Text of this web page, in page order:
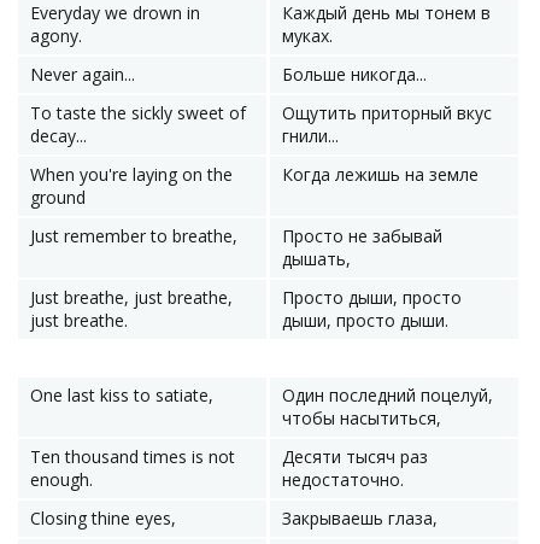
Everyday we drown in
agony.
Каждый день мы тонем в
муках.
Never again...
Больше никогда...
To taste the sickly sweet of
decay...
Ощутить приторный вкус
гнили...
When you're laying on the
ground
Когда лежишь на земле
Just remember to breathe,
Просто не забывай
дышать,
Just breathe, just breathe,
just breathe.
Просто дыши, просто
дыши, просто дыши.
One last kiss to satiate,
Один последний поцелуй,
чтобы насытиться,
Ten thousand times is not
enough.
Десяти тысяч раз
недостаточно.
Closing thine eyes,
Закрываешь глаза,